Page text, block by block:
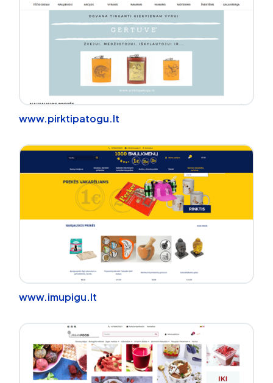
www.pirktipatogu.lt
www.imupigu.lt